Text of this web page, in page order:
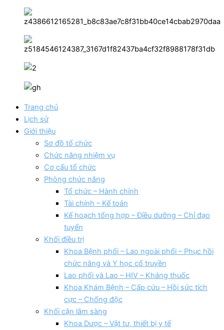
Trang chủ
Lịch sử
Giới thiệu
Sơ đồ tổ chức
Chức năng nhiệm vụ
Cơ cấu tổ chức
Phòng chức năng
Tổ chức – Hành chính
Tài chính – Kế toán
Kế hoạch tổng hợp – Điều dưỡng – Chỉ đạo
tuyển
Khối điều trị
Khoa Bệnh phổi – Lao ngoài phổi – Phục hồi
chức năng và Y học cổ truyền
Lao phổi và Lao – HIV – Kháng thuốc
Khoa Khám Bệnh – Cấp cứu – Hồi sức tích
cực – Chống độc
Khối cận lâm sàng
Khoa Dược – Vật tư, thiết bị y tế